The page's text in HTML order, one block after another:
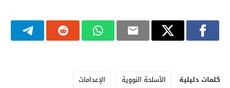
كلمات دليلية الأسلحة النووية
الإعدامات